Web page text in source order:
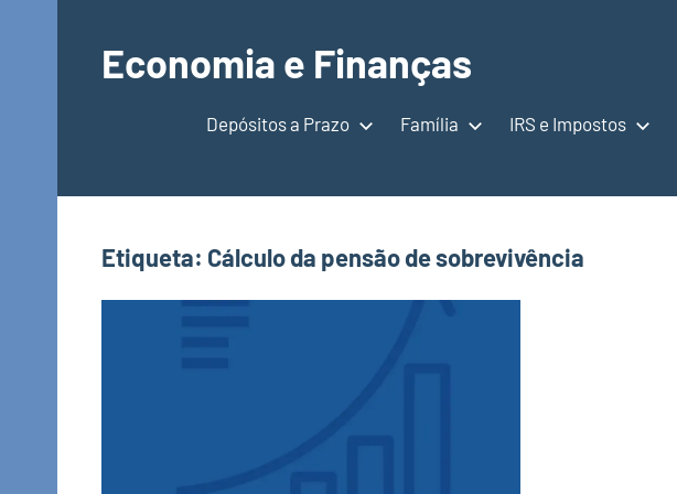
Economia e Finanças
Depósitos
Finanças
Calendários
Depósitos a Prazo Família IRS e Impostos
Etiqueta: Cálculo da pensão de sobrevivência